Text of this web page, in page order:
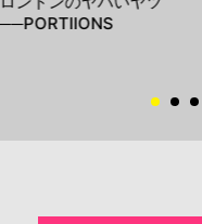
──PORTIIONS